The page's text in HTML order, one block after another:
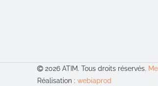
2026 ATIM. Tous droits réservés.
Réalisation : webiaprod